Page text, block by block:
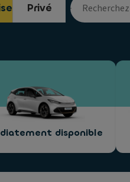
Privé
disponible